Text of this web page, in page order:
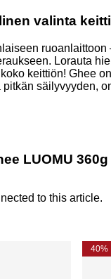
valinta
Lorauta
keittiön! Ghee
säilyvyyden,
LUOMU 360g
to this article.
40%